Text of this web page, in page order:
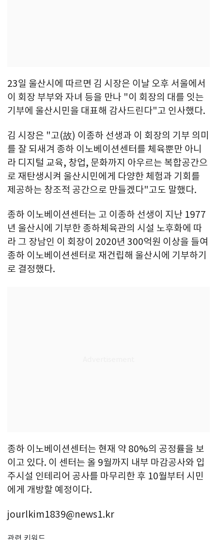
23일 울산시에 따르면 김 시장은 이날 오후 서울에서
이 회장 부부와 자녀 등을 만나 "이 회장의 대를 잇는
기부에 울산시민을 대표해 감사드린다"고 인사했다.
김 시장은 "고(故) 이종하 선생과 이 회장의 기부 의미
를 잘 되새겨 종하 이노베이션센터를 체육뿐만 아니
라 디지털 교육, 창업, 문화까지 아우르는 복합공간으
로 재탄생시켜 울산시민에게 다양한 체험과 기회를
제공하는 창조적 공간으로 만들겠다"고도 말했다.
종하 이노베이션센터는 고 이종하 선생이 지난 1977
년 울산시에 기부한 종하체육관의 시설 노후화에 따
라 그 장남인 이 회장이 2020년 300억원 이상을 들여
종하 이노베이션센터로 재건립해 울산시에 기부하기
로 결정했다.
종하 이노베이션센터는 현재 약 80%의 공정률을 보
이고 있다. 이 센터는 올 9월까지 내부 마감공사와 입
주시설 인테리어 공사를 마무리한 후 10월부터 시민
에게 개방할 예정이다.
jourlkim1839@news1.kr
관련 키워드